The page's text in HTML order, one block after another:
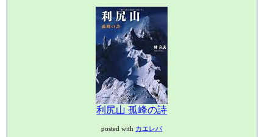
利尻山 孤峰の詩
posted with カエレバ